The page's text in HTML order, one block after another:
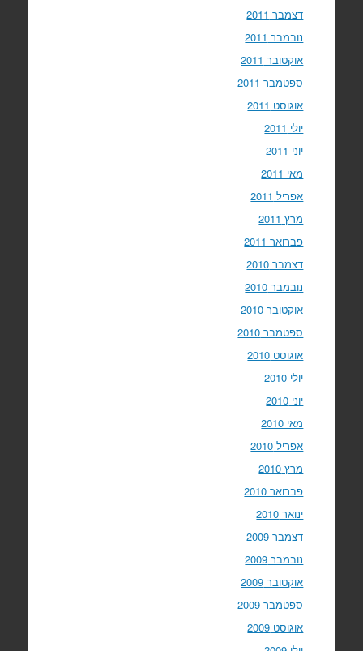
דצמבר 2011
נובמבר 2011
אוקטובר 2011
ספטמבר 2011
אוגוסט 2011
יולי 2011
יוני 2011
מאי 2011
אפריל 2011
מרץ 2011
פברואר 2011
דצמבר 2010
נובמבר 2010
אוקטובר 2010
ספטמבר 2010
אוגוסט 2010
יולי 2010
יוני 2010
מאי 2010
אפריל 2010
מרץ 2010
פברואר 2010
ינואר 2010
דצמבר 2009
נובמבר 2009
אוקטובר 2009
ספטמבר 2009
אוגוסט 2009